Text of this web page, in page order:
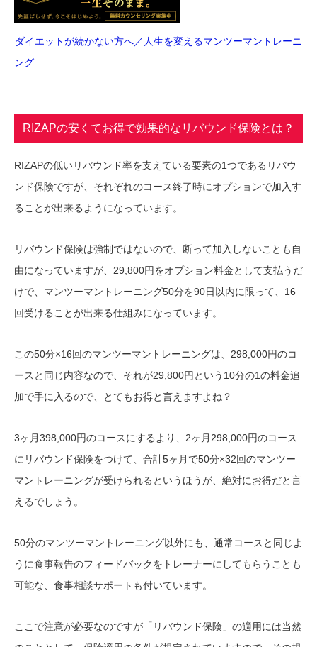
ダイエットが続かない方へ／人生を変えるマンツーマントレーニ
ング
RIZAPの安くてお得で効果的なリバウンド保険とは？
RIZAPの低いリバウンド率を支えている要素の1つであるリバウ
ンド保険ですが、それぞれのコース終了時にオプションで加入す
ることが出来るようになっています。
リバウンド保険は強制ではないので、断って加入しないことも自
由になっていますが、29,800円をオプション料金として支払うだ
けで、マンツーマントレーニング50分を90日以内に限って、16
回受けることが出来る仕組みになっています。
この50分×16回のマンツーマントレーニングは、298,000円のコ
ースと同じ内容なので、それが29,800円という10分の1の料金追
加で手に入るので、とてもお得と言えますよね？
3ヶ月398,000円のコースにするより、2ヶ月298,000円のコース
にリバウンド保険をつけて、合計5ヶ月で50分×32回のマンツー
マントレーニングが受けられるというほうが、絶対にお得だと言
えるでしょう。
50分のマンツーマントレーニング以外にも、通常コースと同じよ
うに食事報告のフィードバックをトレーナーにしてもらうことも
可能な、食事相談サポートも付いています。
ここで注意が必要なのですが「リバウンド保険」の適用には当然